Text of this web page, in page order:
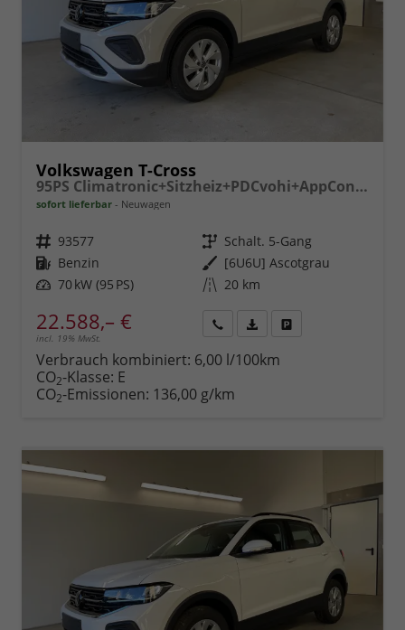
Volkswagen T-Cross
95PS Climatronic+Sitzheiz+PDCvohi+AppConnect+Side+TravelAssist+ACC
sofort lieferbar Neuwagen
Fahrzeugnr. 93577 Getriebe Schalt. 5-Gang
Kraftstoff Benzin Außenfarbe [6U6U] Ascotgrau
Leistung 70 kW (95 PS) Kilometerstand 20 km
22.588,– €
incl. 19% MwSt.
anfordern
Datei,
Verbrauch kombiniert: 6,00 l/100km
CO2-Klasse: E
CO2-Emissionen: 136,00 g/km